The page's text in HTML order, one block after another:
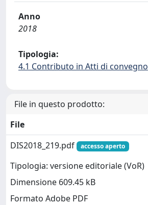
Anno
2018
Tipologia:
4.1 Contributo in Atti di convegno
File in questo prodotto:
File
DIS2018_219.pdf
accesso aperto
Tipologia: versione editoriale (VoR)
Dimensione 609.45 kB
Formato Adobe PDF